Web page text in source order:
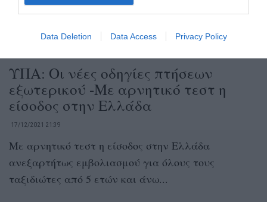
Data Deletion Data Access Privacy Policy
ΥΠΑ: Οι νέες οδηγίες πτήσεων
εξωτερικού -Με αρνητικό τεστ η
είσοδος στην Ελλάδα
17/12/2021 21:39
Με αρνητικό τεστ η είσοδος στην Ελλάδα
ανεξαρτήτως εμβολιασμού για όλους τους
ταξιδιώτες από 5 ετών και άνω...